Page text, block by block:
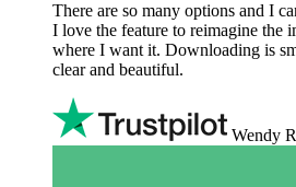
There are so many options and I
I love the feature to reimagine the
where I want it. Downloading is
clear and beautiful.
Wendy